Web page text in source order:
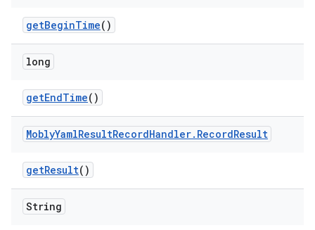
getBeginTime()
long
getEndTime()
MoblyYamlResultRecordHandler. RecordResult
getResult()
String